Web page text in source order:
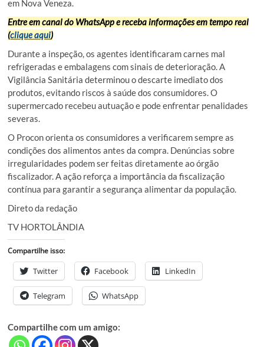
em Nova Veneza.
Entre em canal do WhatsApp e receba informações em tempo real
(clique aqui)
Durante a inspeção, os agentes identificaram carnes mal
refrigeradas e embalagens com sinais de deterioração. A
Vigilância Sanitária determinou o descarte imediato dos
produtos, evitando riscos à saúde dos consumidores. O
supermercado recebeu autuação e pode enfrentar penalidades
severas.
O Procon orienta os consumidores a verificarem sempre as
condições dos alimentos antes da compra. Denúncias sobre
irregularidades podem ser feitas diretamente ao órgão
fiscalizador. A ação reforça a importância da fiscalização
contínua para garantir a segurança alimentar da população.
Direto da redação
TV HORTOLÂNDIA
Compartilhe isso:
Twitter Facebook LinkedIn
Telegram WhatsApp
Compartilhe com um amigo: